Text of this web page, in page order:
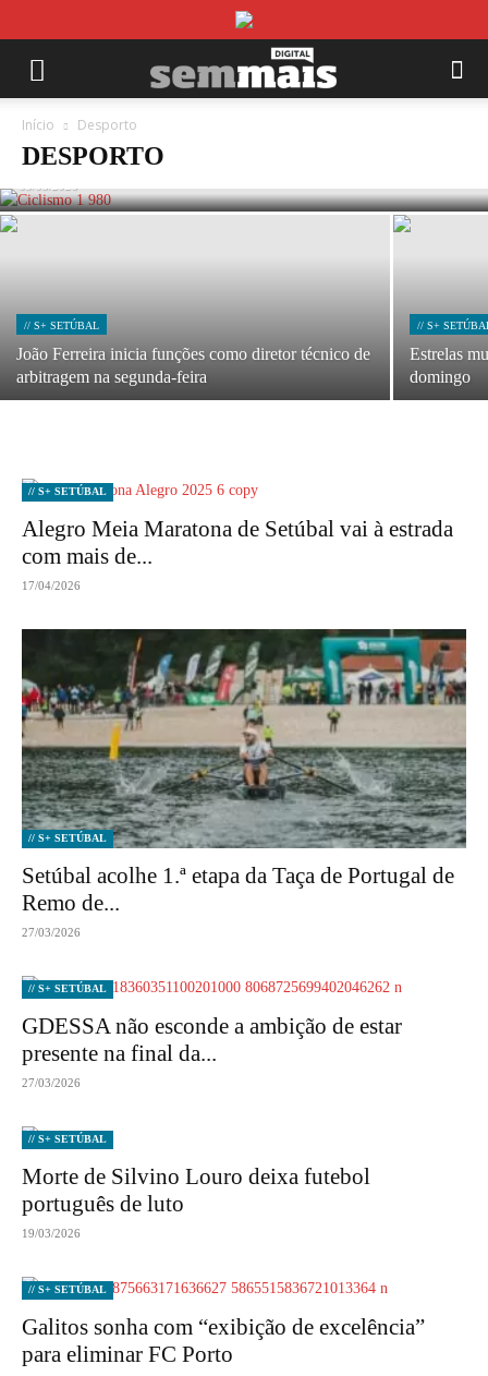
Início Desporto
DESPORTO
Pelotão da Volta a Portugal em Sines nos
próximos dois anos
// S+ SETÚBAL
João Ferreira inicia funções como diretor técnico de
arbitragem na segunda-feira
// S+
Estrelas
domingo
// S+ SETÚBAL
Alegro Meia Maratona de Setúbal vai à estrada
com mais de...
17/04/2026
// S+ SETÚBAL
Setúbal acolhe 1.ª etapa da Taça de Portugal de
Remo de...
27/03/2026
// S+ SETÚBAL
GDESSA não esconde a ambição de estar
presente na final da...
27/03/2026
// S+ SETÚBAL
Morte de Silvino Louro deixa futebol
português de luto
19/03/2026
// S+ SETÚBAL
Galitos sonha com “exibição de excelência”
para eliminar FC Porto